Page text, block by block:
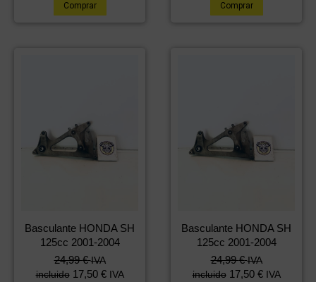
Comprar Comprar
Basculante HONDA SH
125cc 2001-2004
24,99€ IVA
incluido 17,50 € IVA
Basculante HONDA SH
125cc 2001-2004
24,99€ IVA
incluido 17,50 € IVA